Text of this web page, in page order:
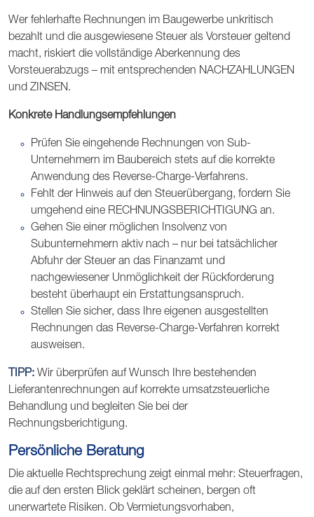
Wer fehlerhafte Rechnungen im Baugewerbe unkritisch
bezahlt und die ausgewiesene Steuer als Vorsteuer geltend
macht, riskiert die vollständige Aberkennung des
Vorsteuerabzugs – mit entsprechenden NACHZAHLUNGEN
und ZINSEN.
Konkrete Handlungsempfehlungen
Prüfen Sie eingehende Rechnungen von Sub-
Unternehmern im Baubereich stets auf die korrekte
Anwendung des Reverse-Charge-Verfahrens.
Fehlt der Hinweis auf den Steuerübergang, fordern Sie
umgehend eine RECHNUNGSBERICHTIGUNG an.
Gehen Sie einer möglichen Insolvenz von
Subunternehmern aktiv nach – nur bei tatsächlicher
Abfuhr der Steuer an das Finanzamt und
nachgewiesener Unmöglichkeit der Rückforderung
besteht überhaupt ein Erstattungsanspruch.
Stellen Sie sicher, dass Ihre eigenen ausgestellten
Rechnungen das Reverse-Charge-Verfahren korrekt
ausweisen.
TIPP: Wir überprüfen auf Wunsch Ihre bestehenden
Lieferantenrechnungen auf korrekte umsatzsteuerliche
Behandlung und begleiten Sie bei der
Rechnungsberichtigung.
Persönliche Beratung
Die aktuelle Rechtsprechung zeigt einmal mehr: Steuerfragen,
die auf den ersten Blick geklärt scheinen, bergen oft
unerwartete Risiken. Ob Vermietungsvorhaben,